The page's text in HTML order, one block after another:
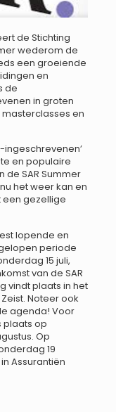
de Stichting
wederom de
een groeiende
en
de
in groten
en
ingeschrevenen’
en populaire
de SAR Summer
het weer kan en
een gezellige
lopende en
periode
15 juli,
van de SAR
vindt plaats in het
Noteer ook
agenda! Voor
plaats op
Op
19
Assurantiën